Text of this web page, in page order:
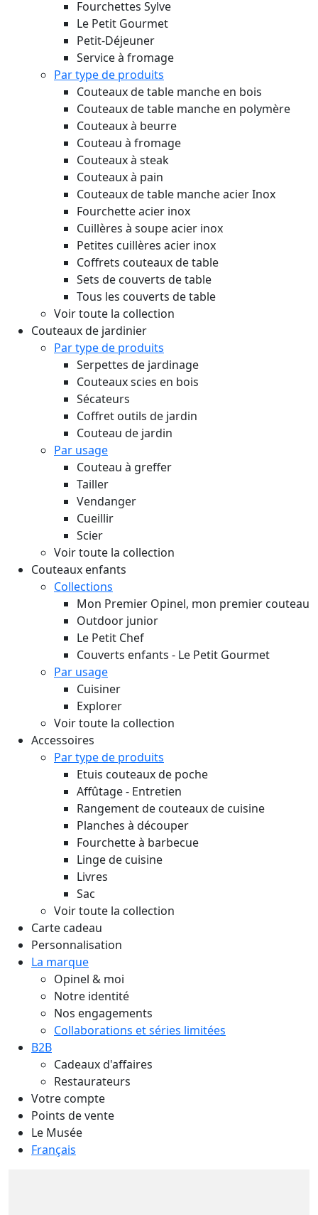
Fourchettes Sylve
Le Petit Gourmet
Petit-Déjeuner
Service à fromage
Par type de produits
Couteaux de table manche en bois
Couteaux de table manche en polymère
Couteaux à beurre
Couteau à fromage
Couteaux à steak
Couteaux à pain
Couteaux de table manche acier Inox
Fourchette acier inox
Cuillères à soupe acier inox
Petites cuillères acier inox
Coffrets couteaux de table
Sets de couverts de table
Tous les couverts de table
Voir toute la collection
Couteaux de jardinier
Par type de produits
Serpettes de jardinage
Couteaux scies en bois
Sécateurs
Coffret outils de jardin
Couteau de jardin
Par usage
Couteau à greffer
Tailler
Vendanger
Cueillir
Scier
Voir toute la collection
Couteaux enfants
Collections
Mon Premier Opinel, mon premier couteau
Outdoor junior
Le Petit Chef
Couverts enfants - Le Petit Gourmet
Par usage
Cuisiner
Explorer
Voir toute la collection
Accessoires
Par type de produits
Etuis couteaux de poche
Affûtage - Entretien
Rangement de couteaux de cuisine
Planches à découper
Fourchette à barbecue
Linge de cuisine
Livres
Sac
Voir toute la collection
Carte cadeau
Personnalisation
La marque
Opinel & moi
Notre identité
Nos engagements
Collaborations et séries limitées
B2B
Cadeaux d'affaires
Restaurateurs
Votre compte
Points de vente
Le Musée
Français